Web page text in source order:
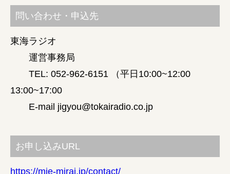
問い合わせ・申込先
東海ラジオ
運営事務局
TEL: 052-962-6151 （平日10:00~12:00
13:00~17:00
E-mail jigyou@tokairadio.co.jp
お申し込みURL
https://mie-mirai.jp/contact/